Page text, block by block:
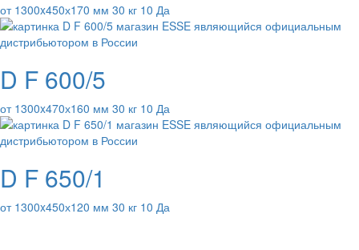
от 1300x450х170 мм 30 кг 10 Да
D F 600/5
от 1300x470х160 мм 30 кг 10 Да
D F 650/1
от 1300x450х120 мм 30 кг 10 Да